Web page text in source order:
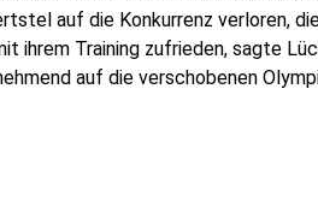
auf die Konkurrenz verloren,
ihrem Training zufrieden, sagte
auf die verschobenen